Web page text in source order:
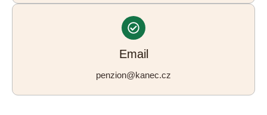
Email
penzion@kanec.cz